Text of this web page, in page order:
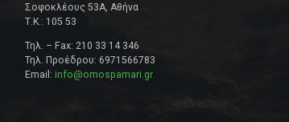
Σοφοκλέους 53Α, Αθήνα
Τ.Κ.: 105 53
Τηλ. – Fax: 210 33 14 346
Τηλ. Προέδρου: 6971566783
Email: info@omospamari.gr